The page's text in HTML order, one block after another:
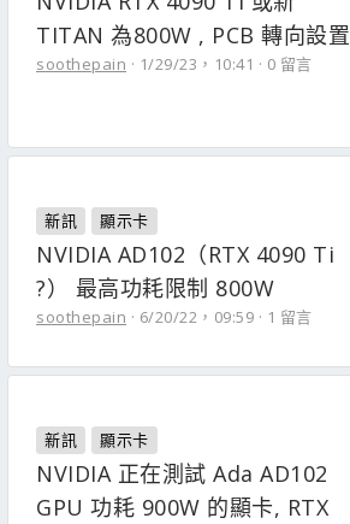
TITAN 為800W , PCB 轉向設置
soothepain 1/29/23，10:41 0 留言
新訊 顯示卡
NVIDIA AD102（RTX 4090 Ti
?） 最高功耗限制 800W
soothepain 6/20/22，09:59 1 留言
新訊 顯示卡
NVIDIA 正在測試 Ada AD102
GPU 功耗 900W 的顯卡, RTX